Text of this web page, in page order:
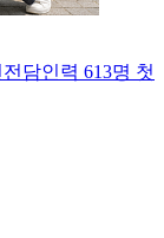
담인력 613명 첫